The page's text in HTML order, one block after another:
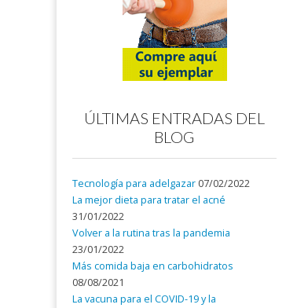
ÚLTIMAS ENTRADAS DEL
BLOG
Tecnología para adelgazar 07/02/2022
La mejor dieta para tratar el acné
31/01/2022
Volver a la rutina tras la pandemia
23/01/2022
Más comida baja en carbohidratos
08/08/2021
La vacuna para el COVID-19 y la